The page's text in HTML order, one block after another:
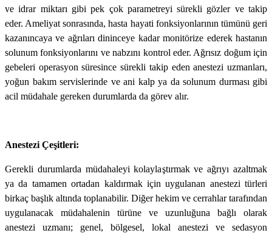
ve idrar miktarı gibi pek çok parametreyi sürekli gözler ve takip
eder. Ameliyat sonrasında, hasta hayati fonksiyonlarının tümünü geri
kazanıncaya ve ağrıları dininceye kadar monitörize ederek hastanın
solunum fonksiyonlarını ve nabzını kontrol eder. Ağrısız doğum için
gebeleri operasyon süresince sürekli takip eden anestezi uzmanları,
yoğun bakım servislerinde ve ani kalp ya da solunum durması gibi
acil müdahale gereken durumlarda da görev alır.
Anestezi Çeşitleri:
Gerekli durumlarda müdahaleyi kolaylaştırmak ve ağrıyı azaltmak
ya da tamamen ortadan kaldırmak için uygulanan anestezi türleri
birkaç başlık altında toplanabilir. Diğer hekim ve cerrahlar tarafından
uygulanacak müdahalenin türüne ve uzunluğuna bağlı olarak
anestezi uzmanı; genel, bölgesel, lokal anestezi ve sedasyon